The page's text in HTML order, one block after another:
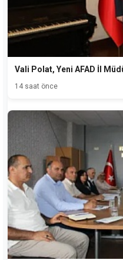
Vali Polat, Yeni AFAD İl
14 saat önce